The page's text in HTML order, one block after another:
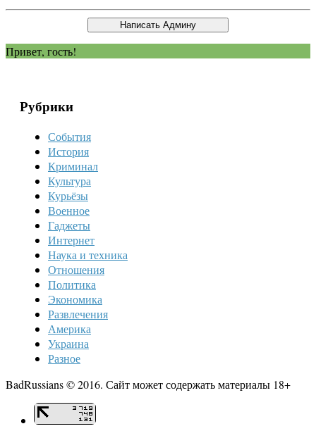
Привет, гость!
Рубрики
События
История
Криминал
Культура
Курьёзы
Военное
Гаджеты
Интернет
Наука и техника
Отношения
Политика
Экономика
Развлечения
Америка
Украина
Разное
BadRussians © 2016. Сайт может содержать материалы 18+